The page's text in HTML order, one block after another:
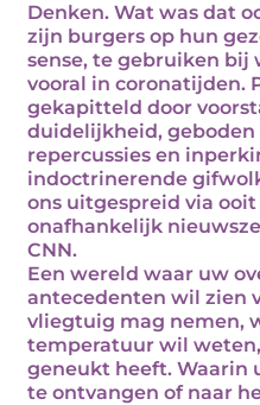
Denken. Wat was dat
zijn burgers op hun
sense, te gebruiken bij
vooral in coronatijden.
gekapitteld door
duidelijkheid, geboden
repercussies en
indoctrinerende
ons uitgespreid via
onafhankelijk
CNN.
Een wereld waar uw
antecedenten wil zien
vliegtuig mag nemen,
temperatuur wil
geneukt heeft. Waarin
te ontvangen of naar